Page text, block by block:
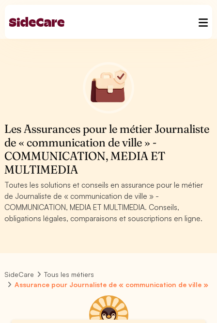
Les Assurances pour le métier Journaliste
de « communication de ville » -
COMMUNICATION, MEDIA ET
MULTIMEDIA
Toutes les solutions et conseils en assurance pour le métier
de Journaliste de « communication de ville » -
COMMUNICATION, MEDIA ET MULTIMEDIA. Conseils,
obligations légales, comparaisons et souscriptions en ligne.
SideCare
Tous les métiers
Assurance pour Journaliste de « communication de ville »